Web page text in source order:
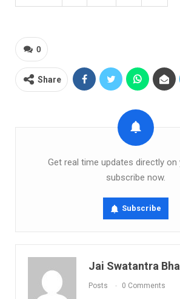
0
Share
Get real time updates directly on
subscribe now.
Subscribe
Jai Swatantra
Posts 0 Comments